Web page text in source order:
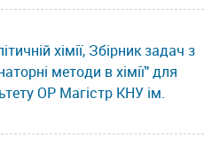
хімії, Збірник задач з
методи в хімії" для
ОР Магістр КНУ ім.